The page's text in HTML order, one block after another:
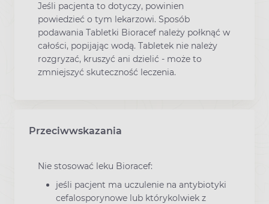
Jeśli pacjenta to dotyczy, powinien
powiedzieć o tym lekarzowi. Sposób
podawania Tabletki Bioracef należy połknąć w
całości, popijając wodą. Tabletek nie należy
rozgryzać, kruszyć ani dzielić - może to
zmniejszyć skuteczność leczenia.
Przeciwwskazania
Nie stosować leku Bioracef:
jeśli pacjent ma uczulenie na antybiotyki
cefalosporynowe lub którykolwiek z